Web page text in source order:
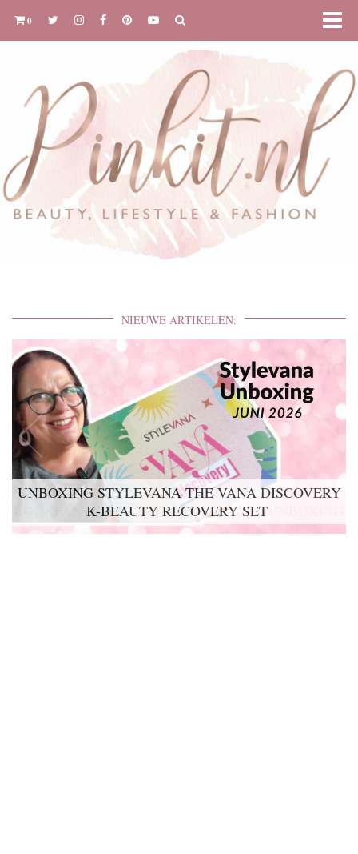
0
NIEUWE ARTIKELEN:
UNBOXING STYLEVANA THE VANA DISCOVERY
K-BEAUTY RECOVERY SET